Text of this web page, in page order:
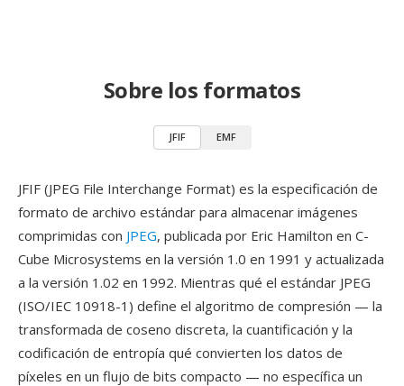
Sobre los formatos
JFIF EMF
JFIF (JPEG File Interchange Format) es la especificación de
formato de archivo estándar para almacenar imágenes
comprimidas con JPEG, publicada por Eric Hamilton en C-
Cube Microsystems en la versión 1.0 en 1991 y actualizada
a la versión 1.02 en 1992. Mientras qué el estándar JPEG
(ISO/IEC 10918-1) define el algoritmo de compresión — la
transformada de coseno discreta, la cuantificación y la
codificación de entropía qué convierten los datos de
píxeles en un flujo de bits compacto — no específica un